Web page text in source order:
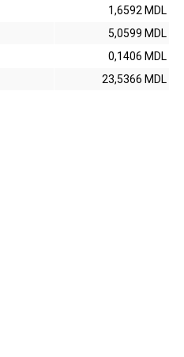
1,6592 MDL
5,0599 MDL
0,1406 MDL
23,5366 MDL